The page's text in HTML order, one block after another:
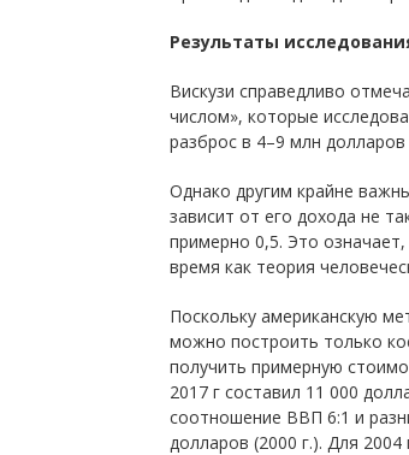
Результаты
Вискузи справедливо
числом», которые
разброс в 4–9 млн
Однако другим крайне
зависит от его дохода не
примерно 0,5. Это
время как теория
Поскольку американскую
можно построить только
получить примерную
2017 г составил 11 000
соотношение ВВП 6:1 и
долларов (2000 г.). Для